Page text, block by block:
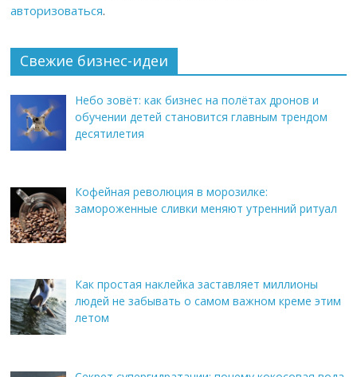
авторизоваться.
Свежие бизнес-идеи
Небо зовёт: как бизнес на полётах дронов и
обучении детей становится главным трендом
десятилетия
Кофейная революция в морозилке:
замороженные сливки меняют утренний ритуал
Как простая наклейка заставляет миллионы
людей не забывать о самом важном креме этим
летом